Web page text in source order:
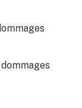
dommages